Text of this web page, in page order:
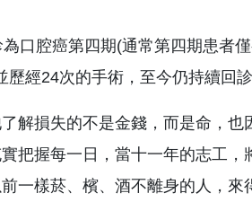
口腔癌第四期(通常第四期患者
經24次的手術，至今仍持續回診
解損失的不是金錢，而是命，也
把握每一日，當十一年的志工，
一樣菸、檳、酒不離身的人，來